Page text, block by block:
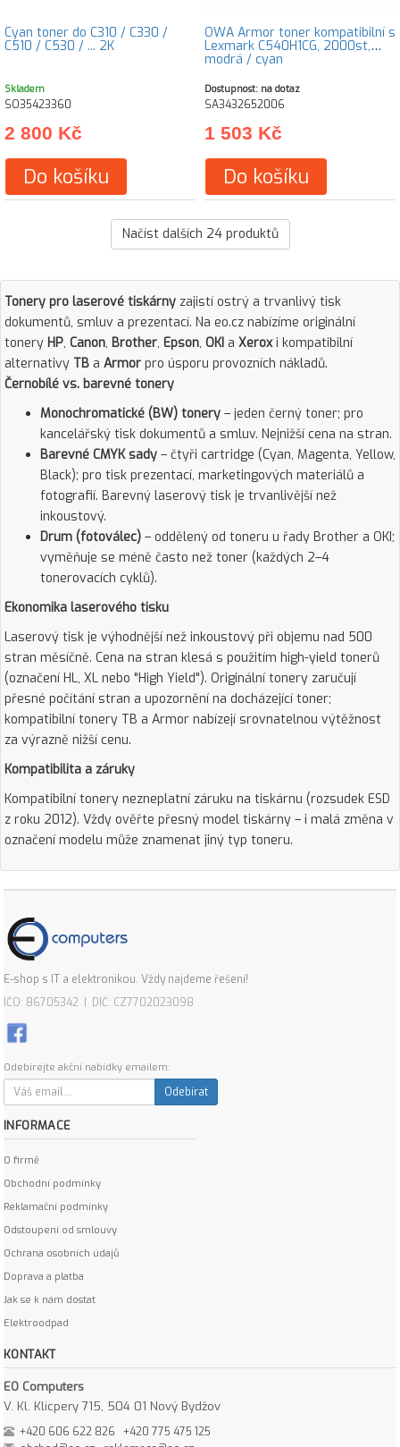
Cyan toner do C310 / C330 /
C510 / C530 / ... 2K
Skladem
SO35423360
2 800 Kč
Do košíku
OWA Armor toner kompatibilní s
Lexmark C540H1CG, 2000st,
modrá / cyan
Dostupnost: na dotaz
SA3432652006
1 503 Kč
Do košíku
Načíst dalších 24produktů
Tonery pro laserové tiskárny zajistí ostrý a trvanlivý tisk
dokumentů, smluv a prezentací. Na eo.cz nabízíme originální
tonery HP, Canon, Brother, Epson, OKI a Xeroxi kompatibilní
alternativy TB a Armor pro úsporu provozních nákladů.
Černobílé vs. barevné tonery
Monochromatické (BW) tonery – jeden černý toner; pro
kancelářský tisk dokumentů a smluv. Nejnižší cena na stran.
Barevné CMYK sady – čtyři cartridge (Cyan, Magenta, Yellow,
Black); pro tisk prezentací, marketingových materiálů a
fotografií. Barevný laserový tisk je trvanlivější než
inkoustový.
Drum (fotoválec) – oddělený od toneru u řady Brother a OKI;
vyměňuje se méně často než toner (každých 2–4
tonerovacích cyklů).
Ekonomika laserového tisku
Laserový tisk je výhodnější než inkoustový při objemu nad 500
stran měsíčně. Cena na stran klesá s použitím high-yield tonerů
(označení HL, XL nebo "High Yield"). Originální tonery zaručují
přesné počítání stran a upozornění na docházející toner;
kompatibilní tonery TB a Armor nabízejí srovnatelnou výtěžnost
za výrazně nižší cenu.
Kompatibilita a záruky
Kompatibilní tonery nezneplatní záruku na tiskárnu (rozsudek ESD
z roku 2012). Vždy ověřte přesný model tiskárny – i malá změna v
označení modelu může znamenat jiný typ toneru.
E-shop s IT a elektronikou. Vždy najdeme řešení!
IČO: 86705342 | DIČ: CZ7702023098
Odebírejte akční nabídky emailem:
Odebírat
INFORMACE
O firmě
Obchodní podmínky
Reklamační podmínky
Odstoupení od smlouvy
Ochrana osobních údajů
Doprava a platba
Jak se k nám dostat
Elektroodpad
KONTAKT
EO Computers
V. Kl. Klicpery 715, 504 01 Nový Bydžov
+420 606 622 826
+420 775 475 125